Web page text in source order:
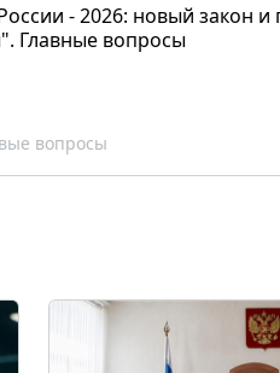
- 2026: новый закон и
Главные вопросы
вопросы